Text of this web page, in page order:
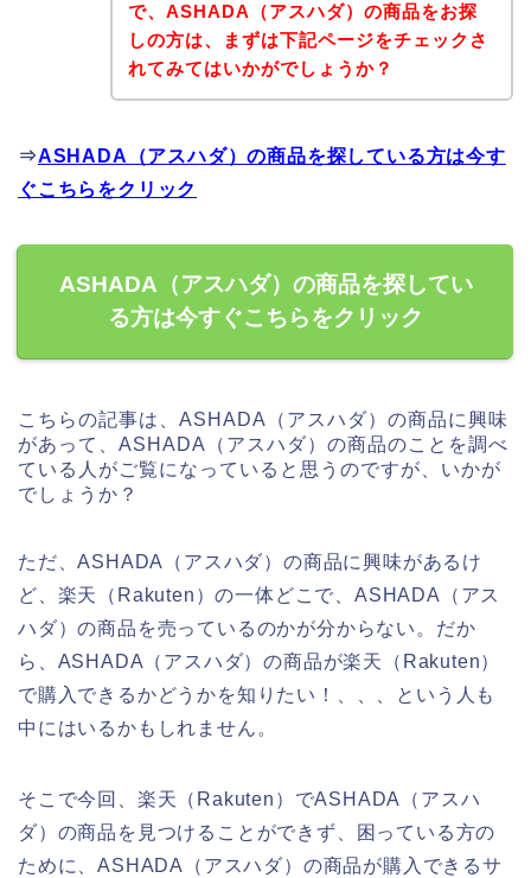
で、ASHADA（アスハダ）の商品をお探
しの方は、まずは下記ページをチェックさ
れてみてはいかがでしょうか？
⇒ASHADA（アスハダ）の商品を探している方は今す
ぐこちらをクリック
ASHADA（アスハダ）の商品を探してい
る方は今すぐこちらをクリック
こちらの記事は、ASHADA（アスハダ）の商品に興味
があって、ASHADA（アスハダ）の商品のことを調べ
ている人がご覧になっていると思うのですが、いかが
でしょうか？
ただ、ASHADA（アスハダ）の商品に興味があるけ
ど、楽天（Rakuten）の一体どこで、ASHADA（アス
ハダ）の商品を売っているのかが分からない。だか
ら、ASHADA（アスハダ）の商品が楽天（Rakuten）
で購入できるかどうかを知りたい！、、、という人も
中にはいるかもしれません。
そこで今回、楽天（Rakuten）でASHADA（アスハ
ダ）の商品を見つけることができず、困っている方の
ために、ASHADA（アスハダ）の商品が購入できるサ